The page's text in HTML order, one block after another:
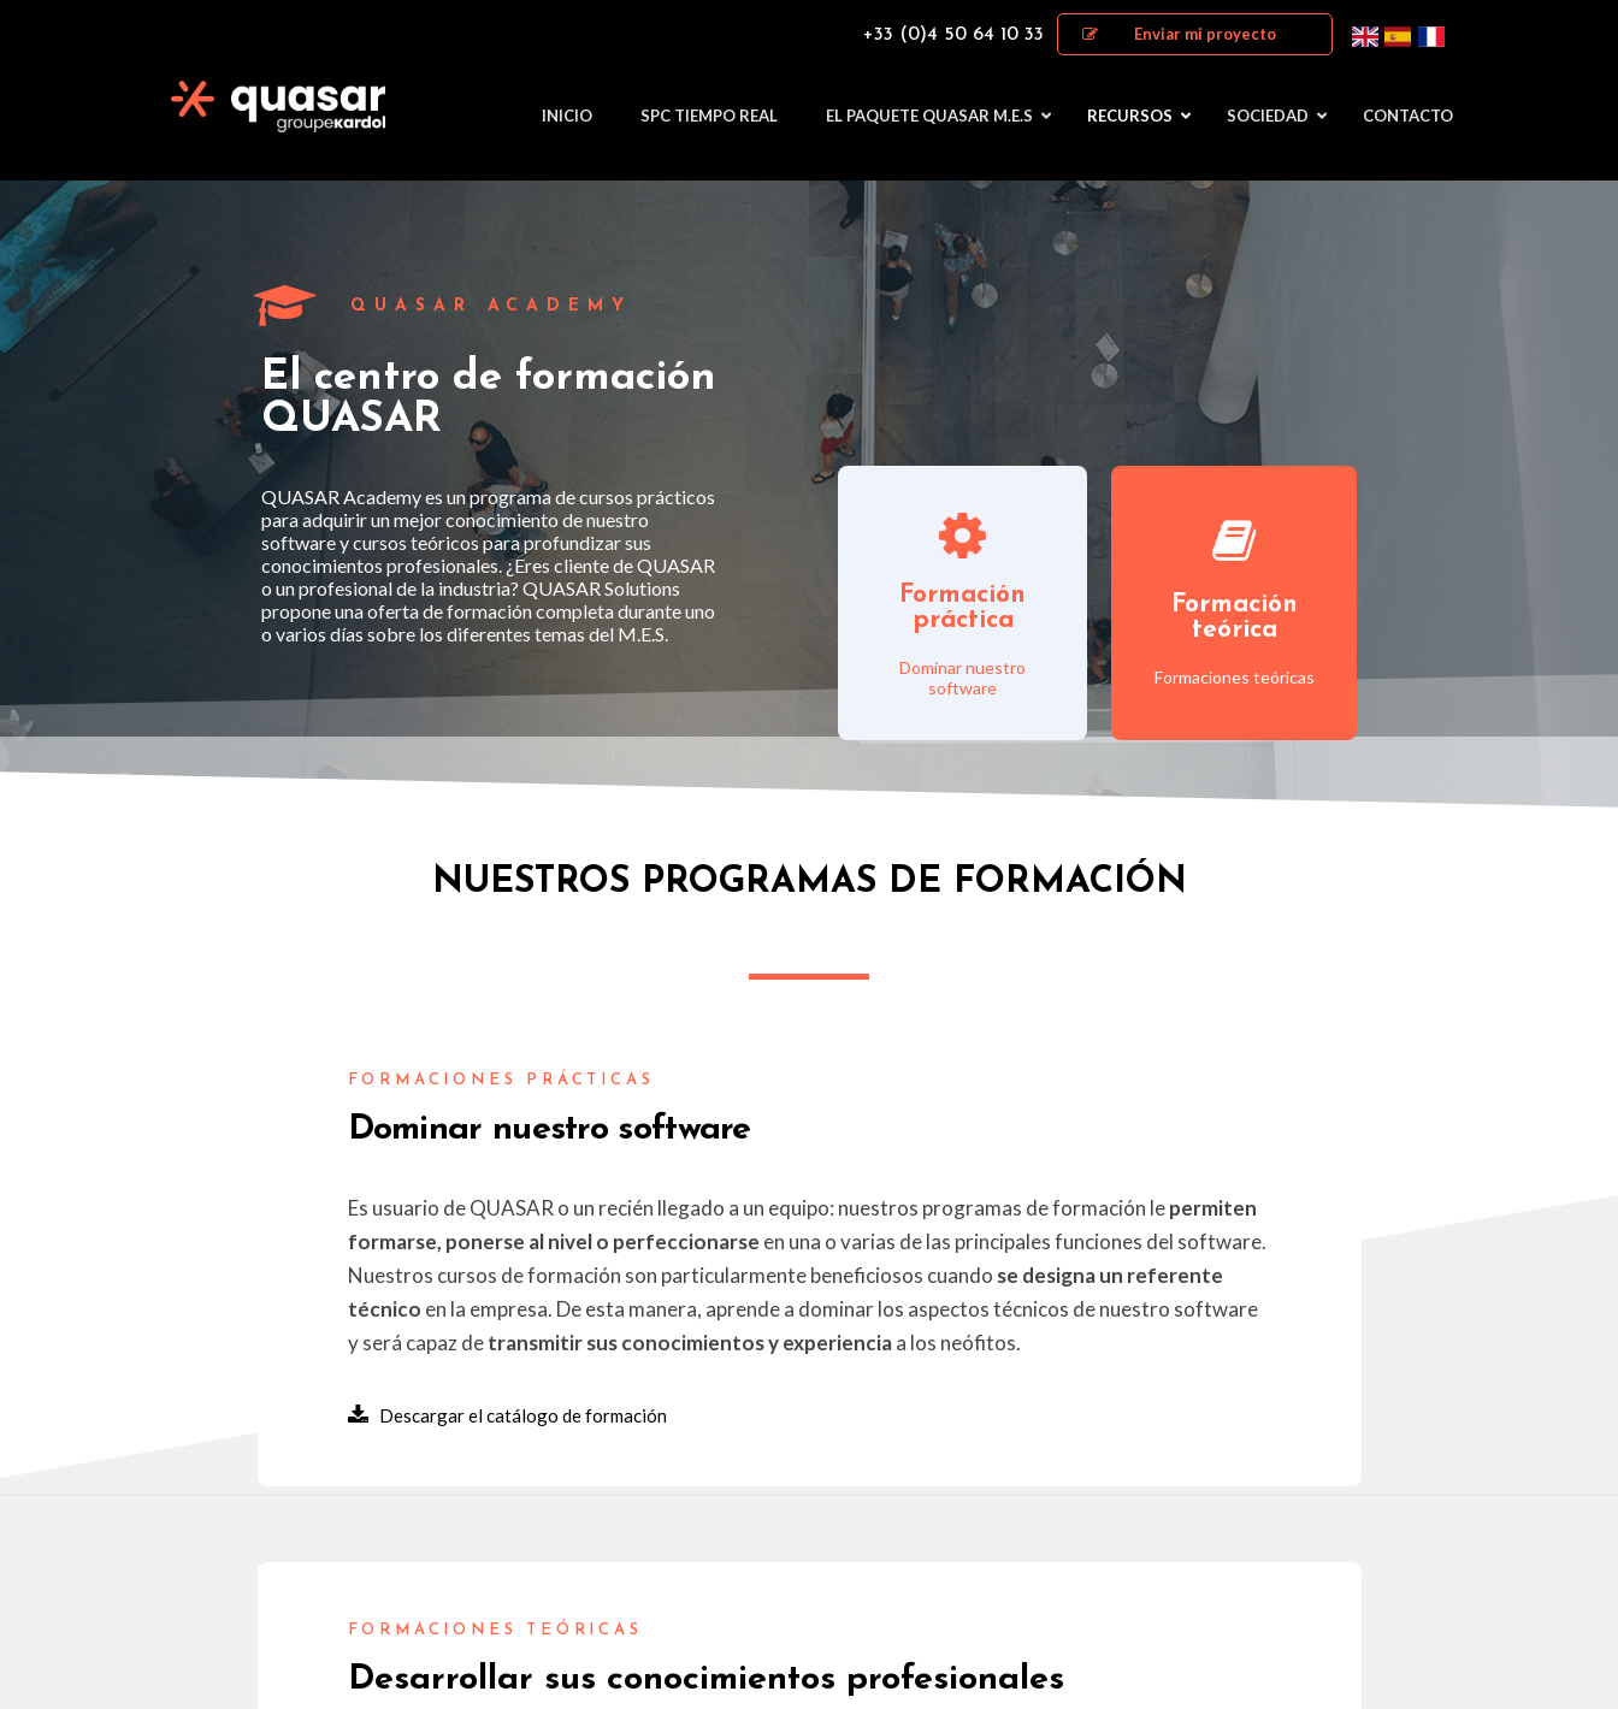
+33 (0)4 50 64 10 33 Enviar mi proyecto
INICIO SPC TIEMPO REAL EL PAQUETE QUASAR M.E.S RECURSOS SOCIEDAD CONTACTO
QUASAR ACADEMY
El centro de formación
QUASAR
QUASAR Academy es un programa de cursos prácticos
para adquirir un mejor conocimiento de nuestro
software y cursos teóricos para profundizar sus
conocimientos profesionales. ¿Eres cliente de QUASAR
o un profesional de la industria? QUASAR Solutions
propone una oferta de formación completa durante uno
o varios días sobre los diferentes temas del M.E.S.
Formación
práctica
Dominar nuestro
software
Ver el
programa
Formación
teórica
Formaciones teóricas
Ver el
programa
NUESTROS PROGRAMAS DE FORMACIÓN
FORMACIONES PRÁCTICAS
Dominar nuestro software
Es usuario de QUASAR o un recién llegado a un equipo: nuestros programas de formación lepermiten
formarse, ponerse al nivel o perfeccionarse en una o varias de las principales funciones del software.
Nuestros cursos de formación son particularmente beneficiosos cuando se designa un referente
técnico en la empresa. De esta manera, aprende a dominar los aspectos técnicos de nuestro software
y será capaz detransmitir sus conocimientos y experienciaa los neófitos.
Descargar el catálogo de formación
FORMACIONES TEÓRICAS
Desarrollar sus conocimientos profesionales